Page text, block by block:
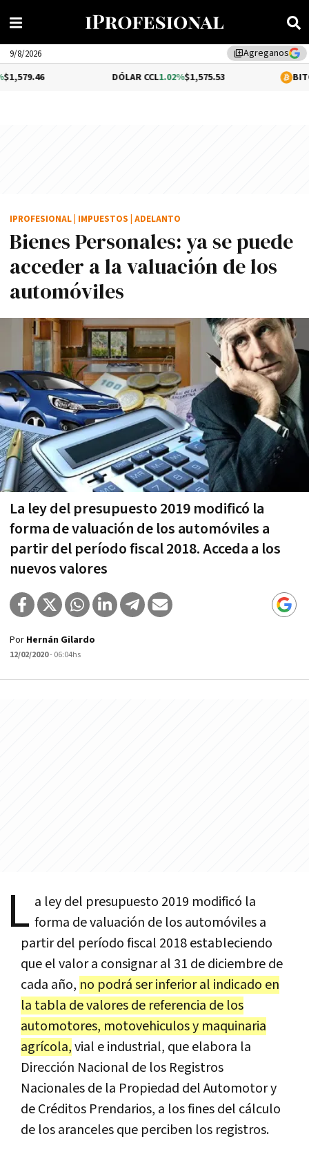
library_addAgreganos
9/8/2026
DÓLAR CCL1.02%$1,575.53 BITCOIN0.01%
Bienes Personales: ya se puede
acceder a la valuación de los
automóviles
La ley del presupuesto 2019 modificó la
forma de valuación de los automóviles a
partir del período fiscal 2018. Acceda a los
nuevos valores
IPROFESIONAL IMPUESTOS ADELANTO
Por Hernán Gilardo
12/02/2020- 06:04hs
L a ley del presupuesto 2019 modificó la
forma de valuación de los automóviles a
partir del período fiscal 2018 estableciendo
que el valor a consignar al 31 de diciembre de
cada año, no podrá ser inferior al indicado en
la tabla de valores de referencia de los
automotores, motovehiculos y maquinaria
agrícola,vial e industrial, que elabora la
Dirección Nacional de los Registros
Nacionales de la Propiedad del Automotor y
de Créditos Prendarios, a los fines del cálculo
de los aranceles que perciben los registros.